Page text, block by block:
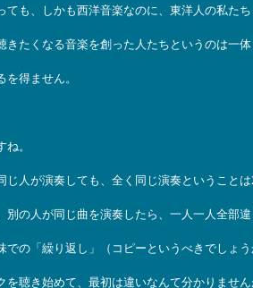
ても、しかも西洋音楽なのに、東洋人の私た
きたくなる音楽を創った人たちというのは一
を得ません。
ね。
じ人が演奏しても、全く同じ演奏ということ
別の人が同じ曲を演奏したら、一人一人全部
での「繰り返し」（コピーというべきでしょ
を聴き始めて、最初は違いなんて分かりませ